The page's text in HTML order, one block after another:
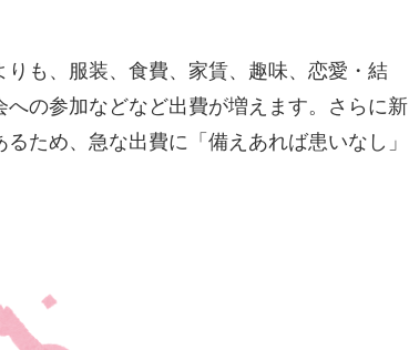
も、服装、食費、家賃、趣味、恋愛・結
の参加などなど出費が増えます。さらに新
ため、急な出費に「備えあれば患いなし」